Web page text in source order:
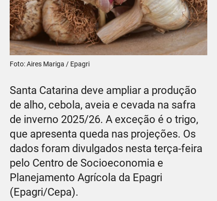
Foto: Aires Mariga / Epagri
Santa Catarina deve ampliar a produção
de alho, cebola, aveia e cevada na safra
de inverno 2025/26. A exceção é o trigo,
que apresenta queda nas projeções. Os
dados foram divulgados nesta terça-feira
pelo Centro de Socioeconomia e
Planejamento Agrícola da Epagri
(Epagri/Cepa).